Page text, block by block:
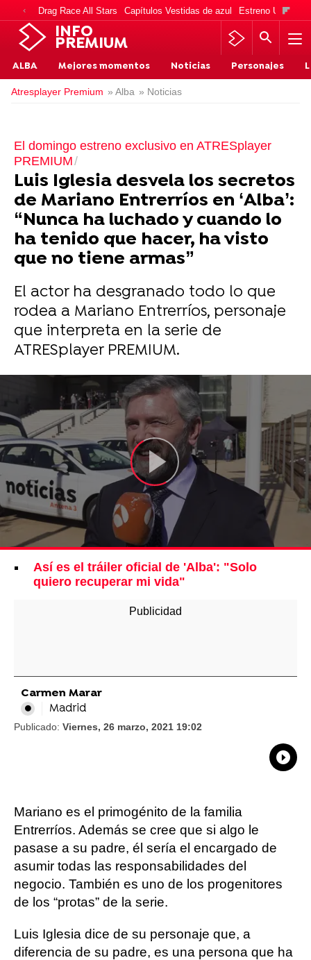
Drag Race All Stars Capítulos Vestidas de azul Estreno Una
INFO
PREMIUM
ALBA Mejores momentos Noticias Personajes
Atresplayer Premium » Alba » Noticias
El domingo estreno exclusivo en ATRESplayer
PREMIUM
Luis Iglesia desvela los secretos
de Mariano Entrerríos en ‘Alba’:
“Nunca ha luchado y cuando lo
ha tenido que hacer, ha visto
que no tiene armas”
El actor ha desgranado todo lo que
rodea a Mariano Entrerríos, personaje
que interpreta en la serie de
ATRESplayer PREMIUM.
Así es el tráiler oficial de 'Alba': "Solo
quiero recuperar mi vida"
Carmen Marar
Madrid
Publicado: Viernes, 26 marzo, 2021 19:02
Mariano es el primogénito de la familia
Entrerríos. Además se cree que si algo le
pasase a su padre, él sería el encargado de
asumir todas las responsabilidades del
negocio. También es uno de los progenitores
de los “protas” de la serie.
Luis Iglesia dice de su personaje que, a
diferencia de su padre, es una persona que ha